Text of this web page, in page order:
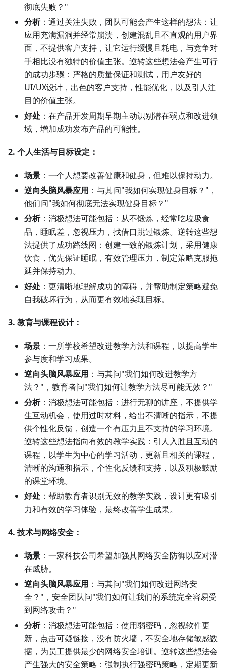
彻底失败？"
分析：通过关注失败，团队可能会产生这样的想法：让
应用充满漏洞并经常崩溃，创建混乱且不直观的用户界
面，不提供客户支持，让它运行缓慢且耗电，与竞争对
手相比没有独特的价值主张。逆转这些想法会产生可行
的成功步骤：严格的质量保证和测试，用户友好的
UI/UX设计，出色的客户支持，性能优化，以及引人注
目的价值主张。
好处 ：在产品开发周期早期主动识别潜在弱点和改进领
域，增加成功发布产品的可能性。
2. 个人生活与目标设定：
场景 ：一个人想要改善健康和健身，但难以保持动力。
逆向头脑风暴应用 ：与其问"我如何实现健身目标？"，
他们问"我如何彻底无法实现健身目标？"
分析：消极想法可能包括：从不锻炼，经常吃垃圾食
品，睡眠差，忽视压力，找借口跳过锻炼。逆转这些想
法提供了成功路线图：创建一致的锻炼计划，采用健康
饮食，优先保证睡眠，有效管理压力，制定策略克服拖
延并保持动力。
好处 ：更清晰地理解成功的障碍，并帮助制定策略避免
自我破坏行为，从而更有效地实现目标。
3. 教育与课程设计：
场景 ：一所学校希望改进教学方法和课程，以提高学生
参与度和学习成果。
逆向头脑风暴应用 ：与其问"我们如何改进教学方
法？"，教育者问"我们如何让教学方法尽可能无效？"
分析：消极想法可能包括：进行无聊的讲座，不提供学
生互动机会，使用过时材料，给出不清晰的指示，不提
供个性化反馈，创造一个有压力且不支持的学习环境。
逆转这些想法指向有效的教学实践：引人入胜且互动的
课程，以学生为中心的学习活动，更新且相关的课程，
清晰的沟通和指示，个性化反馈和支持，以及积极鼓励
的课堂环境。
好处 ：帮助教育者识别无效的教学实践，设计更有吸引
力和有效的学习体验，最终改善学生成果。
4. 技术与网络安全：
场景 ：一家科技公司希望加强其网络安全防御以应对潜
在威胁。
逆向头脑风暴应用 ：与其问"我们如何改进网络安
全？"，安全团队问"我们如何让我们的系统完全容易受
到网络攻击？"
分析：消极想法可能包括：使用弱密码，忽视软件更
新，点击可疑链接，没有防火墙，不安全地存储敏感数
据，为员工提供最少的网络安全培训。逆转这些想法会
产生强大的安全策略：强制执行强密码策略，定期更新